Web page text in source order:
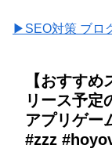
▶SEO対策 ブロ
【おすす
リース予定
アプリゲー
#zzz